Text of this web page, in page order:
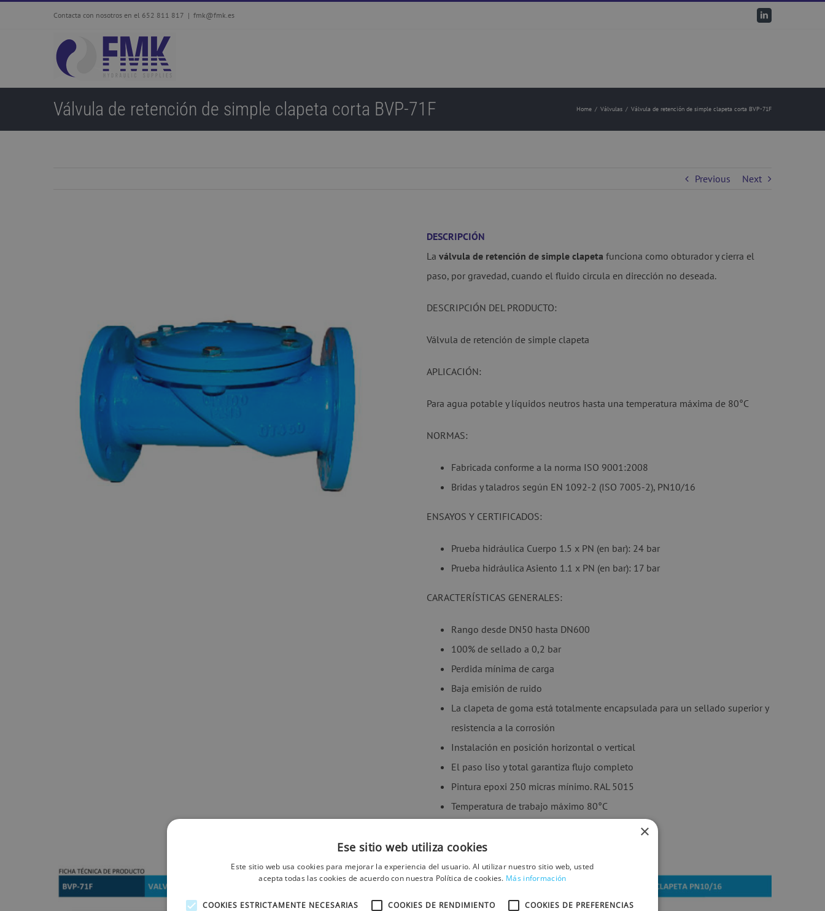
Contacta con nosotros en el 652 811 817 | fmk@fmk.es LinkedIn
Válvula de retención de simple clapeta corta BVP-71F Home / Válvulas / Válvula de retención de simple clapeta corta BVP-71F
Previous Next
DESCRIPCIÓN
Laválvula de retención de simple clapeta funciona como obturador y cierra el
paso, por gravedad, cuando el fluido circula en dirección no deseada.
DESCRIPCIÓN DEL PRODUCTO:
Válvula de retención de simple clapeta
APLICACIÓN:
Para agua potable y líquidos neutros hasta una temperatura máxima de 80°C
NORMAS:
Fabricada conforme a la norma ISO 9001:2008
Bridas y taladros según EN 1092-2 (ISO 7005-2), PN10/16
ENSAYOS Y CERTIFICADOS:
Prueba hidráulica Cuerpo 1.5 x PN (en bar): 24 bar
Prueba hidráulica Asiento 1.1 x PN (en bar): 17 bar
CARACTERÍSTICAS GENERALES:
Rango desde DN50 hasta DN600
100% de sellado a 0,2 bar
Perdida mínima de carga
Baja emisión de ruido
La clapeta de goma está totalmente encapsulada para un sellado superior y
resistencia a la corrosión
Instalación en posición horizontal o vertical
El paso liso y total garantiza flujo completo
Pintura epoxi 250 micras mínimo. RAL 5015
Temperatura de trabajo máximo 80°C
Velocidad máxima de fluido: 3,2 m/s
×
Ese sitio web utiliza cookies
Este sitio web usa cookies para mejorar la experiencia del usuario. Al utilizar nuestro sitio web, usted
acepta todas las cookies de acuerdo con nuestra Política de cookies. Más información
COOKIES ESTRICTAMENTE NECESARIAS COOKIES DE RENDIMIENTO COOKIES DE PREFERENCIAS